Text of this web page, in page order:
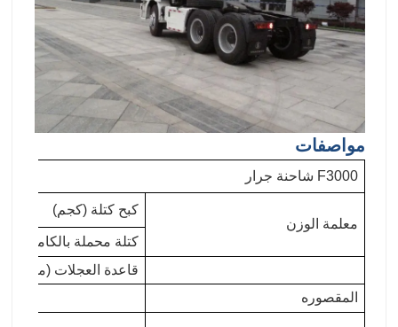
مواصفات
F3000 شاحنة جرار
معلمة الوزن
كبح كتلة (كجم)
كتلة محملة بالكامل
قاعدة العجلات (مم)
المقصوره